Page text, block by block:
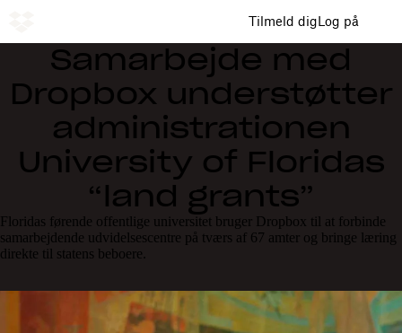
Tilmeld digLog på
Samarbejde med
Dropbox understøtter
administrationen
University of Floridas
“land grants”
Floridas førende offentlige universitet bruger Dropbox til at forbinde
samarbejdende udvidelsescentre på tværs af 67 amter og bringe læring
direkte til statens beboere.